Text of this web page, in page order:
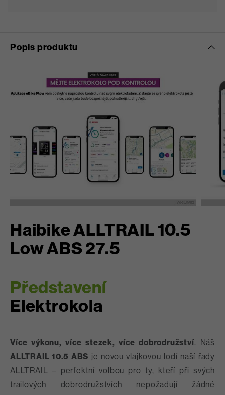
Popis produktu
Haibike ALLTRAIL 10.5
Low ABS 27.5
Představení
Elektrokola
Více výkonu, více stezek, více dobrodružství. Náš
ALLTRAIL 10.5 ABS je novou vlajkovou lodí naší řady
ALLTRAIL – perfektní volbou pro ty, kteří při svých
trailových dobrodružstvích nepožadují žádné